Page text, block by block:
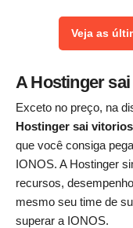
Veja as
A Hostinger
Exceto no preço, na
Hostinger sai
que você consiga
IONOS. A Hostinger
recursos,
mesmo seu time de
superar a IONOS.